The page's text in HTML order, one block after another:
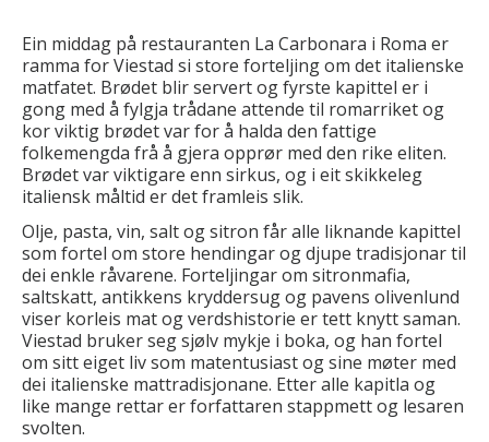
Ein middag på restauranten La Carbonara i Roma er
ramma for Viestad si store forteljing om det italienske
matfatet. Brødet blir servert og fyrste kapittel er i
gong med å fylgja trådane attende til romarriket og
kor viktig brødet var for å halda den fattige
folkemengda frå å gjera opprør med den rike eliten.
Brødet var viktigare enn sirkus, og i eit skikkeleg
italiensk måltid er det framleis slik.
Olje, pasta, vin, salt og sitron får alle liknande kapittel
som fortel om store hendingar og djupe tradisjonar til
dei enkle råvarene. Forteljingar om sitronmafia,
saltskatt, antikkens kryddersug og pavens olivenlund
viser korleis mat og verdshistorie er tett knytt saman.
Viestad bruker seg sjølv mykje i boka, og han fortel
om sitt eiget liv som matentusiast og sine møter med
dei italienske mattradisjonane. Etter alle kapitla og
like mange rettar er forfattaren stappmett og lesaren
svolten.